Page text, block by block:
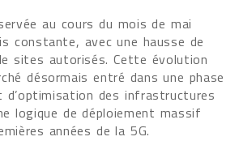
au cours du mois de mai
constante, avec une hausse de
sites autorisés. Cette évolution
désormais entré dans une phase
des infrastructures
logique de déploiement massif
années de la 5G.